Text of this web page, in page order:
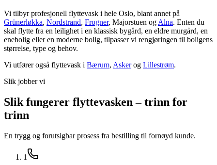
Vi tilbyr profesjonell flyttevask i hele Oslo, blant annet på
Grünerløkka, Nordstrand, Frogner, Majorstuen og Alna. Enten du
skal flytte fra en leilighet i en klassisk bygård, en eldre murgård, en
enebolig eller en moderne bolig, tilpasser vi rengjøringen til boligens
størrelse, type og behov.
Vi utfører også flyttevask i Bærum, Askerog Lillestrøm.
Slik jobber vi
Slik fungerer flyttevasken – trinn for
trinn
En trygg og forutsigbar prosess fra bestilling til fornøyd kunde.
1